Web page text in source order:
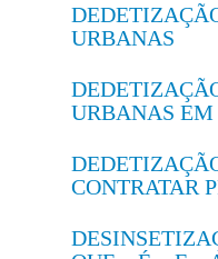
URBANAS
URBANAS EM
CONTRATAR